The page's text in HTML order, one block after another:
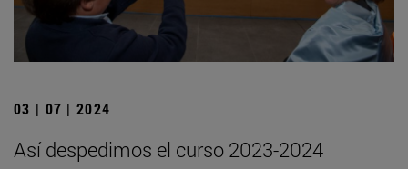
03 | 07 | 2024
Así despedimos el curso 2023-2024